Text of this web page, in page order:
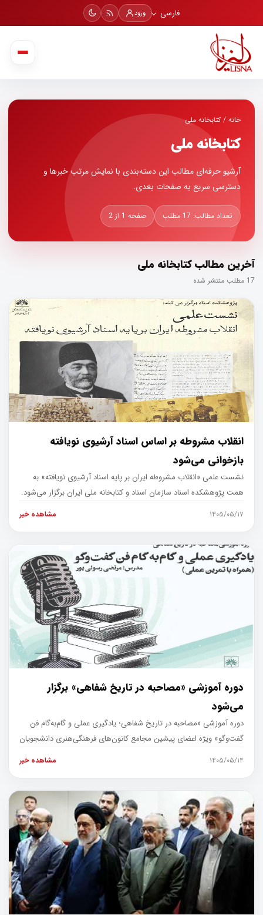
فارسی ورود
خانه /کتابخانه ملی
کتابخانه ملی
آرشیو حرفه‌ای مطالب این دسته‌بندی با نمایش مرتب خبرها و
دسترسی سریع به صفحات بعدی.
تعداد مطالب: 17 مطلب صفحه 1 از 2
آخرین مطالب کتابخانه ملی
17 مطلب منتشر شده
انقلاب مشروطه بر اساس اسناد آرشیوی نویافته
بازخوانی می‌شود
نشست علمی «انقلاب مشروطه ایران بر پایه اسناد آرشیوی نویافته» به
همت پژوهشکده اسناد سازمان اسناد و کتابخانه ملی ایران برگزار می‌شود.
۱۴۰۵/۰۵/۱۷ مشاهده خبر
دوره آموزشی «مصاحبه در تاریخ شفاهی» برگزار
می‌شود
دوره آموزشی «مصاحبه در تاریخ شفاهی؛ یادگیری عملی و گام‌به‌گام فن
گفت‌وگو» ویژه اعضای پیشین مجامع کانون‌های فرهنگی‌هنری دانشجویان
۱۴۰۵/۰۵/۱۴ مشاهده خبر